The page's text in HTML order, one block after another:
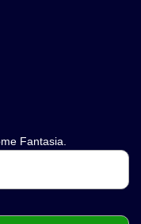
Fantasia.